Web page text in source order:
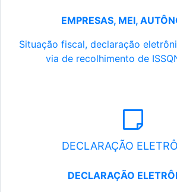
EMPRESAS, MEI,
Situação fiscal, declaração
via de recolhimento de
DECLARAÇÃO
DECLARAÇÃO